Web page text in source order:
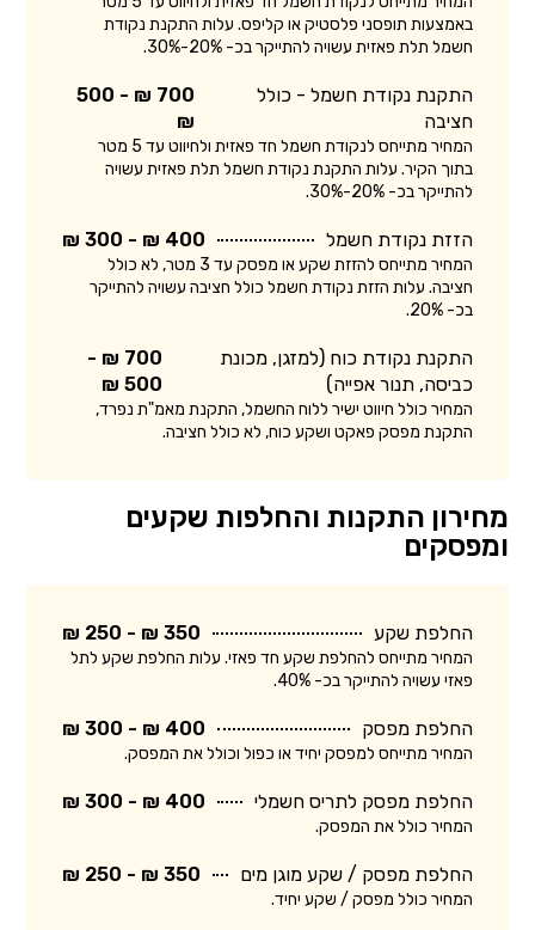
באמצעות תופסני פלסטיק או קליפס. עלות התקנת נקודת
חשמל תלת פאזית עשויה להתייקר בכ- 20%-30%.
התקנת נקודת חשמל - כולל
חציבה
700 ₪ - 500
₪
המחיר מתייחס לנקודת חשמל חד פאזית ולחיווט עד 5 מטר
בתוך הקיר. עלות התקנת נקודת חשמל תלת פאזית עשויה
להתייקר בכ- 20%-30%.
הזזת נקודת חשמל 400 ₪ - 300 ₪
המחיר מתייחס להזזת שקע או מפסק עד 3 מטר, לא כולל
חציבה. עלות הזזת נקודת חשמל כולל חציבה עשויה להתייקר
בכ- 20%.
התקנת נקודת כוח (למזגן, מכונת
כביסה, תנור אפייה)
700 ₪ -
500 ₪
המחיר כולל חיווט ישיר ללוח החשמל, התקנת מאמ"ת נפרד,
התקנת מפסק פאקט ושקע כוח, לא כולל חציבה.
מחירון התקנות והחלפות שקעים
ומפסקים
החלפת שקע 350 ₪ - 250 ₪
המחיר מתייחס להחלפת שקע חד פאזי. עלות החלפת שקע לתל
פאזי עשויה להתייקר בכ- 40%.
החלפת מפסק 400 ₪ - 300 ₪
המחיר מתייחס למפסק יחיד או כפול וכולל את המפסק.
החלפת מפסק לתריס חשמלי 400 ₪ - 300 ₪
המחיר כולל את המפסק.
החלפת מפסק / שקע מוגן מים 350 ₪ - 250 ₪
המחיר כולל מפסק / שקע יחיד.